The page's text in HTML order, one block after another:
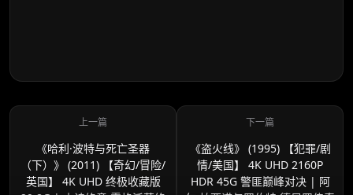
《哈利·波特与死亡圣器
（下）》 (2011) 【奇幻/冒险/
英国】 4K UHD 终极收藏版
《盗火线》 (1995) 【犯罪/剧
情/美国】 4K UHD 2160P
HDR 45G 警匪巅峰对决 | 阿